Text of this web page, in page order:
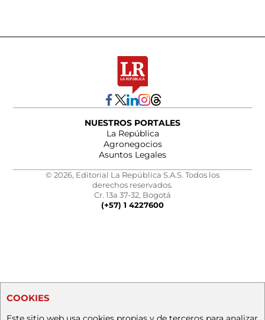
NUESTROS PORTALES
La República
Agronegocios
Asuntos Legales
© 2026, Editorial La República S.A.S. Todos los
derechos reservados.
Cr. 13a 37-32, Bogotá
(+57) 1 4227600
COOKIES